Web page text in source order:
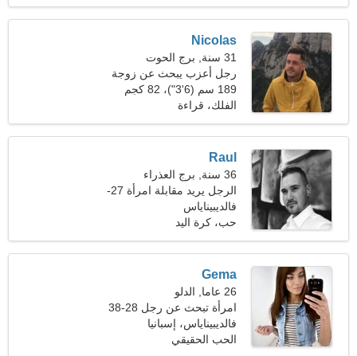
Nicolas
31 سنة, برج الحوت
رجل أعزب يبحث عن زوجة
21-28
189 سم (6'3")، 82 كجم
(180 رطلا)
الفلك، قراءة
Raul
36 سنة, برج العذراء
الرجل يريد مقابلة امرأة 27-
32
فالديبيناياس
حب، كرة اليد
Gema
26 عاما, الدلو
امرأة تبحث عن رجل 28-38
فالديبيناياس، إسبانيا
الحب الحقيقي